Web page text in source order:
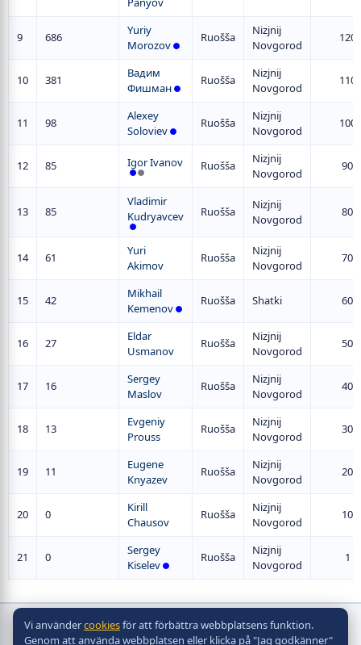
9 686
Yuriy
Morozov
Ruošša
Nizjnij
Novgorod
120
10 381
Вадим
Фишман
Ruošša
Nizjnij
Novgorod
110
11 98
Alexey
Soloviev
Ruošša
Nizjnij
Novgorod
100
12 85 Igor Ivanov Ruošša
Nizjnij
Novgorod
90
13 85
Vladimir
Kudryavcev
Ruošša
Nizjnij
Novgorod
80
14 61
Yuri
Akimov
Ruošša
Nizjnij
Novgorod
70
15 42
Mikhail
Kemenov
Ruošša Shatki 60
16 27
Eldar
Usmanov
Ruošša
Nizjnij
Novgorod
50
17 16
Sergey
Maslov
Ruošša
Nizjnij
Novgorod
40
18 13
Evgeniy
Prouss
Ruošša
Nizjnij
Novgorod
30
19 11
Eugene
Knyazev
Ruošša
Nizjnij
Novgorod
20
20 0
Kirill
Chausov
Ruošša
Nizjnij
Novgorod
10
21 0
Sergey
Kiselev
Ruošša
Nizjnij
Novgorod
1
Copyright © bordshockeyförbund
2010 - 2026
Vi användercookiesför att förbättra webbplatsens funktion.
Genom att använda webbplatsen eller klicka på "Jag godkänner"